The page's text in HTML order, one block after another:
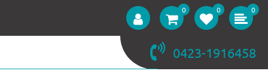
0 0 0
0423-1916458